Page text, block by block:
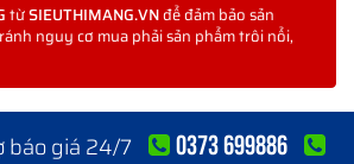
lượng lớn và yêu cầu bảo mật cực cao.
từSIEUTHIMANG.VNđể đảm bảo sản
nguy cơ mua phải sản phẩm trôi nổi,
báo giá 24/7
0373 699886